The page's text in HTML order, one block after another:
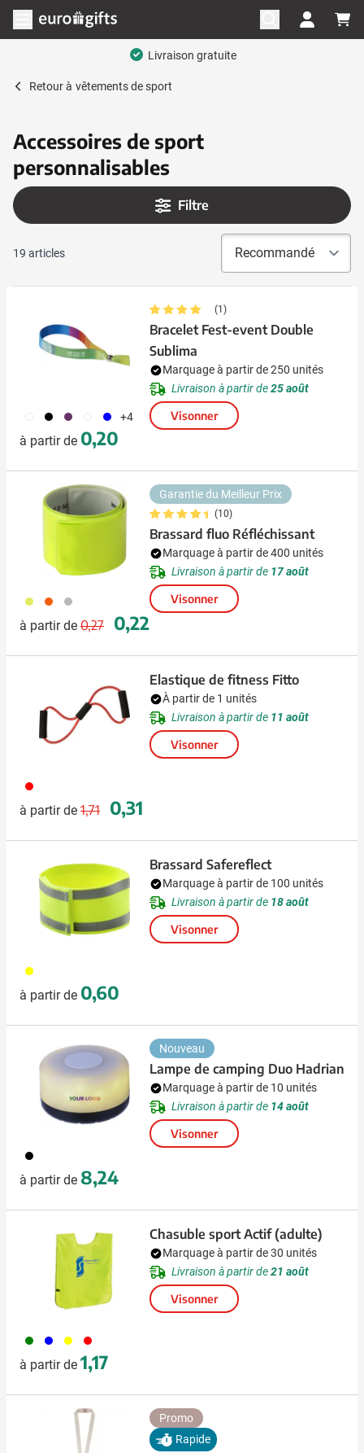
Aller au contenu
Ouvrir le menu
Livraison gratuite
Retour à vêtements de sport
Accessoires de sport
personnalisables
Filtre
19 articles
452 001 024 002 487 +4
à partir de 0,20
(1)
Bracelet Fest-event Double
Sublima
Marquage à partir de 250 unités
Livraison à partir de25 août
Visonner
006 007 032
à partir de
Prix normal
0,27
Prix spécial
0,22
Garantie du Meilleur Prix
(10)
Brassard fluo Réfléchissant
Marquage à partir de 400 unités
Livraison à partir de 17 août
Visonner
008
à partir de
Prix normal
1,71
Prix spécial
0,31
Elastique de fitness Fitto
À partir de 1 unités
Livraison à partir de 11 août
Visonner
006
à partir de 0,60
Brassard Safereflect
Marquage à partir de 100 unités
Livraison à partir de 18 août
Visonner
001
à partir de 8,24
Nouveau
Lampe de camping Duo Hadrian
Marquage à partir de 10 unités
Livraison à partir de 14 août
Visonner
004 005 006 008
à partir de 1,17
Chasuble sport Actif (adulte)
Marquage à partir de 30 unités
Livraison à partir de21 août
Visonner
Promo
Rapide